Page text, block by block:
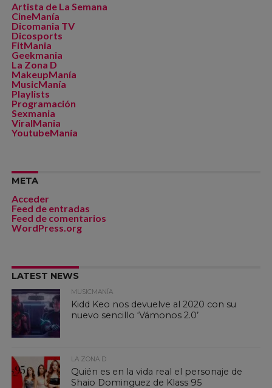
Artista de La Semana
CineManía
Dicomania TV
Dicosports
FitMania
Geekmania
La Zona D
MakeupManía
MusicManía
Playlists
Programación
Sexmania
ViralMania
YoutubeManía
META
Acceder
Feed de entradas
Feed de comentarios
WordPress.org
LATEST NEWS
MUSICMANÍA
Kidd Keo nos devuelve al 2020 con su
nuevo sencillo ‘Vámonos 2.0’
LA ZONA D
Quién es en la vida real el personaje de
Shaio Dominguez de Klass 95